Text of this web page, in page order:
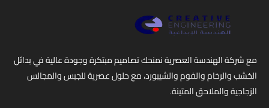
مع شركة الهندسة العصرية نمنحك تصاميم مبتكرة وجودة عالية في بدائل
الخشب والرخام والفوم والشيبورد، مع حلول عصرية للجبس والمجالس
الزجاجية والملاحق المتينة.